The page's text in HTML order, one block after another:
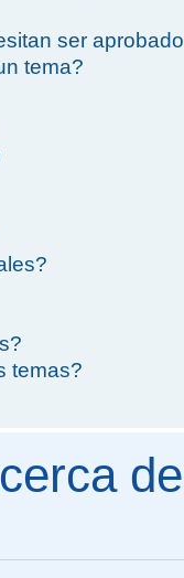
ser
tema?
temas?